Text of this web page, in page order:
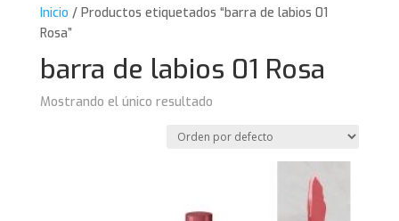
Inicio / Productos etiquetados “barra de labios 01
Rosa”
barra de labios 01 Rosa
Mostrando el único resultado